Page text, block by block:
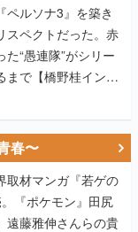
ペルソナ3』を築き
スペクトだった。赤
“愚連隊”がシリー
まで【橋野桂インタ
春〜
取材マンガ『若ゲの
『ポケモン』田尻
遠藤雅伸さんらの貴